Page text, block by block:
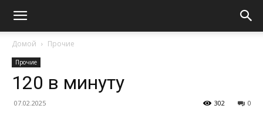
Домой Прочие
Прочие
120 в минуту
07.02.2025 0
302